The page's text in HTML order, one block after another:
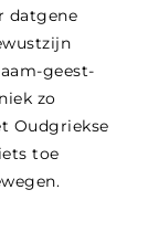
datgene
geest-
zo
Oudgriekse
toe